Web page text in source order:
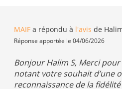
MAIF a répondu à l'avis de
Réponse apportée le 04/06/2026
Bonjour Halim S, Merci
notant votre souhait d’une
reconnaissance de la